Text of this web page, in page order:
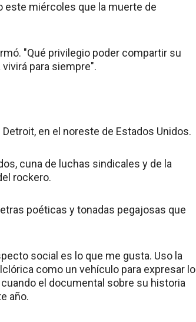
este miércoles que la muerte de
"Qué privilegio poder compartir su
para siempre".
en el noreste de Estados Unidos.
cuna de luchas sindicales y de la
rockero.
poéticas y tonadas pegajosas que
social es lo que me gusta. Uso la
como un vehículo para expresar lo
el documental sobre su historia
año.